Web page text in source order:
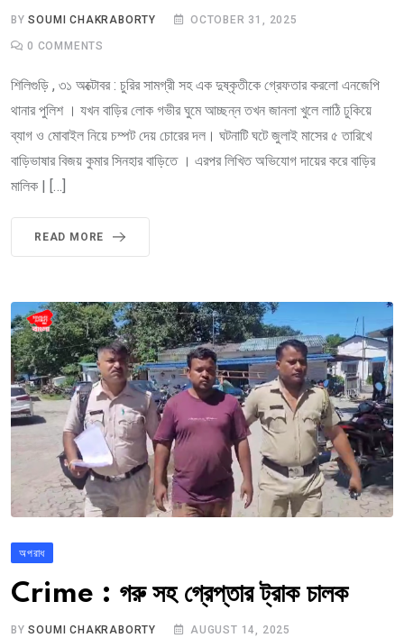
BYSOUMI CHAKRABORTY OCTOBER 31, 2025
0 COMMENTS
শিলিগুড়ি , ৩১ অক্টোবর : চুরির সামগ্রী সহ এক দুষ্কৃতীকে গ্রেফতার করলো এনজেপি
থানার পুলিশ । যখন বাড়ির লোক গভীর ঘুমে আচ্ছন্ন তখন জানলা খুলে লাঠি ঢুকিয়ে
ব্যাগ ও মোবাইল নিয়ে চম্পট দেয় চোরের দল। ঘটনাটি ঘটে জুলাই মাসের ৫ তারিখে
বাড়িভাষার বিজয় কুমার সিনহার বাড়িতে । এরপর লিখিত অভিযোগ দায়ের করে বাড়ির
মালিক | […]
READ MORE
অপরাধ
Crime : গরু সহ গ্রেপ্তার ট্রাক চালক
BYSOUMI CHAKRABORTY AUGUST 14, 2025